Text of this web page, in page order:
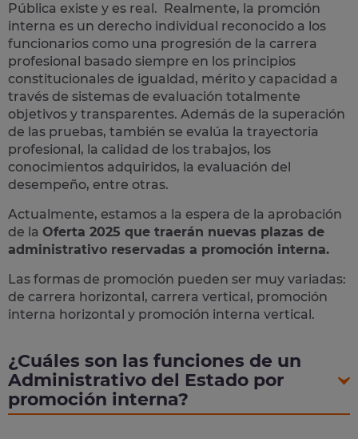
Pública existe y es real. Realmente, la promción
interna es un derecho individual reconocido a los
funcionarios como una progresión de la carrera
profesional basado siempre en los principios
constitucionales de igualdad, mérito y capacidad a
través de sistemas de evaluación totalmente
objetivos y transparentes. Además de la superación
de las pruebas, también se evalúa la trayectoria
profesional, la calidad de los trabajos, los
conocimientos adquiridos, la evaluación del
desempeño, entre otras.
Actualmente, estamos a la espera de la aprobación
de la Oferta 2025 que traerán nuevas plazas de
administrativo reservadas a promoción interna.
Las formas de promoción pueden ser muy variadas:
de carrera horizontal, carrera vertical, promoción
interna horizontal y promoción interna vertical.
¿Cuáles son las funciones de un
Administrativo del Estado por
promoción interna?